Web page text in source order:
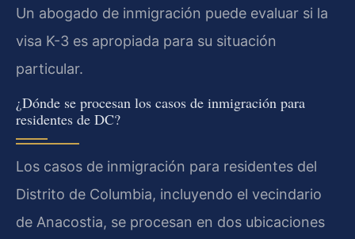
Un abogado de inmigración puede evaluar si la
visa K-3 es apropiada para su situación
particular.
¿Dónde se procesan los casos de inmigración para
residentes de DC?
Los casos de inmigración para residentes del
Distrito de Columbia, incluyendo el vecindario
de Anacostia, se procesan en dos ubicaciones